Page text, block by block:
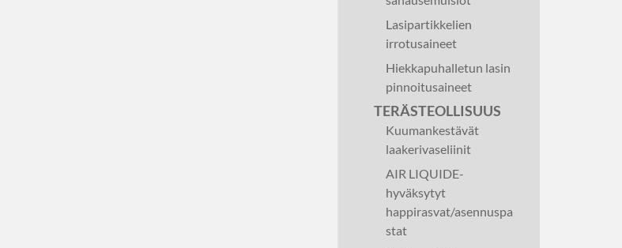
Lasipartikkelien
irrotusaineet
Hiekkapuhalletun lasin
pinnoitusaineet
TERÄSTEOLLISUUS
Kuumankestävät
laakerivaseliinit
AIR LIQUIDE-
hyväksytyt
happirasvat/asennuspa
stat